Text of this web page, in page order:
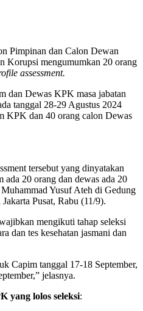
Pimpinan dan Calon Dewan
Korupsi mengumumkan 20 orang
assessment.
dan Dewas KPK masa jabatan
tanggal 28-29 Agustus 2024
KPK dan 40 orang calon Dewas
tersebut yang dinyatakan
20 orang dan dewas ada 20
Yusuf Ateh di Gedung
Pusat, Rabu (11/9).
mengikuti tahap seleksi
dan tes kesehatan jasmani dan
Capim tanggal 17-18 September,
jelasnya.
yang lolos seleksi: